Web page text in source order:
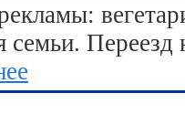
семьи.